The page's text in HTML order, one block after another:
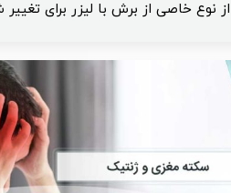
از نوع خاصی از برش با لیزر برای